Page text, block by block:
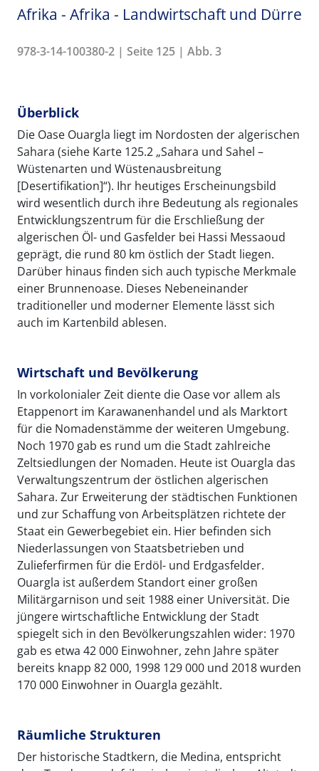
Afrika - Afrika - Landwirtschaft und Dürre
978-3-14-100380-2 | Seite 125 | Abb. 3
Überblick
Die Oase Ouargla liegt im Nordosten der algerischen
Sahara (siehe Karte 125.2 „Sahara und Sahel –
Wüstenarten und Wüstenausbreitung
[Desertifikation]“). Ihr heutiges Erscheinungsbild
wird wesentlich durch ihre Bedeutung als regionales
Entwicklungszentrum für die Erschließung der
algerischen Öl- und Gasfelder bei Hassi Messaoud
geprägt, die rund 80 km östlich der Stadt liegen.
Darüber hinaus finden sich auch typische Merkmale
einer Brunnenoase. Dieses Nebeneinander
traditioneller und moderner Elemente lässt sich
auch im Kartenbild ablesen.
Wirtschaft und Bevölkerung
In vorkolonialer Zeit diente die Oase vor allem als
Etappenort im Karawanenhandel und als Marktort
für die Nomadenstämme der weiteren Umgebung.
Noch 1970 gab es rund um die Stadt zahlreiche
Zeltsiedlungen der Nomaden. Heute ist Ouargla das
Verwaltungszentrum der östlichen algerischen
Sahara. Zur Erweiterung der städtischen Funktionen
und zur Schaffung von Arbeitsplätzen richtete der
Staat ein Gewerbegebiet ein. Hier befinden sich
Niederlassungen von Staatsbetrieben und
Zulieferfirmen für die Erdöl- und Erdgasfelder.
Ouargla ist außerdem Standort einer großen
Militärgarnison und seit 1988 einer Universität. Die
jüngere wirtschaftliche Entwicklung der Stadt
spiegelt sich in den Bevölkerungszahlen wider: 1970
gab es etwa 42 000 Einwohner, zehn Jahre später
bereits knapp 82 000, 1998 129 000 und 2018 wurden
170 000 Einwohner in Ouargla gezählt.
Räumliche Strukturen
Der historische Stadtkern, die Medina, entspricht